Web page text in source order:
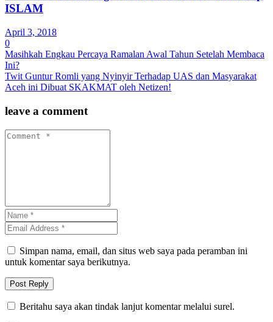
ISLAM
April 3, 2018
0
Masihkah Engkau Percaya Ramalan Awal Tahun Setelah Membaca
Ini?
Twit Guntur Romli yang Nyinyir Terhadap UAS dan Masyarakat
Aceh ini Dibuat SKAKMAT oleh Netizen!
leave a comment
Simpan nama, email, dan situs web saya pada peramban ini
untuk komentar saya berikutnya.
Beritahu saya akan tindak lanjut komentar melalui surel.